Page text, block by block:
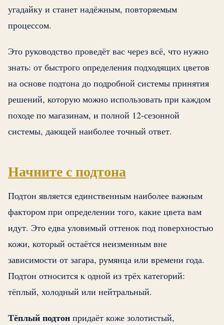
угадайку и станет надёжным, повторяемым
процессом.
Это руководство проведёт вас через всё, что нужно
знать: от быстрого определения подходящих цветов
на основе подтона до подробной системы принятия
решений, которую можно использовать при каждом
походе по магазинам, и полной 12-сезонной
системы, дающей наиболее точный ответ.
Начните с подтона
Подтон является единственным наиболее важным
фактором при определении того, какие цвета вам
идут. Это едва уловимый оттенок под поверхностью
кожи, который остаётся неизменным вне
зависимости от загара, румянца или времени года.
Подтон относится к одной из трёх категорий:
тёплый, холодный или нейтральный.
Тёплый подтон придаёт коже золотистый,